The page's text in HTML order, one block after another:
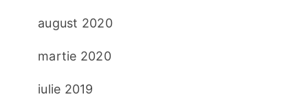
august 2020
martie 2020
iulie 2019